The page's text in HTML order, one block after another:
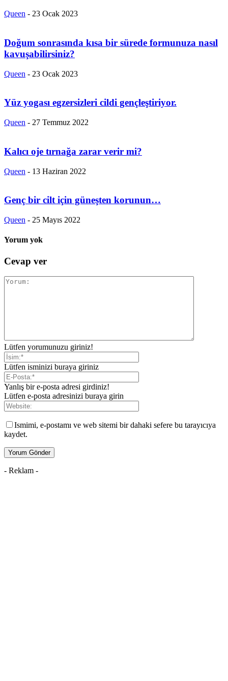
Queen - 23 Ocak 2023
Doğum sonrasında kısa bir sürede formunuza nasıl
kavuşabilirsiniz?
Queen - 23 Ocak 2023
Yüz yogası egzersizleri cildi gençleştiriyor.
Queen - 27 Temmuz 2022
Kalıcı oje tırnağa zarar verir mi?
Queen - 13 Haziran 2022
Genç bir cilt için güneşten korunun…
Queen - 25 Mayıs 2022
Yorum yok
Cevap ver
Lütfen yorumunuzu giriniz!
Lütfen isminizi buraya giriniz
Yanlış bir e-posta adresi girdiniz!
Lütfen e-posta adresinizi buraya girin
Ismimi, e-postamı ve web sitemi bir dahaki sefere bu tarayıcıya
kaydet.
- Reklam -